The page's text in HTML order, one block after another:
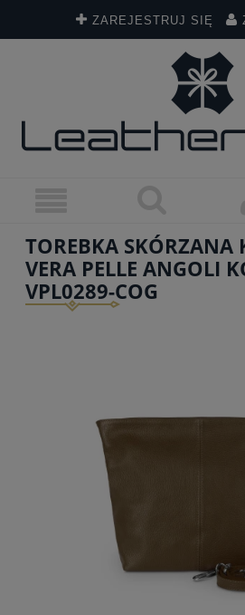
ZAREJESTRUJ SIĘ
TOREBKA SKÓRZANA
VERA PELLE ANGOLI
VPL0289-COG